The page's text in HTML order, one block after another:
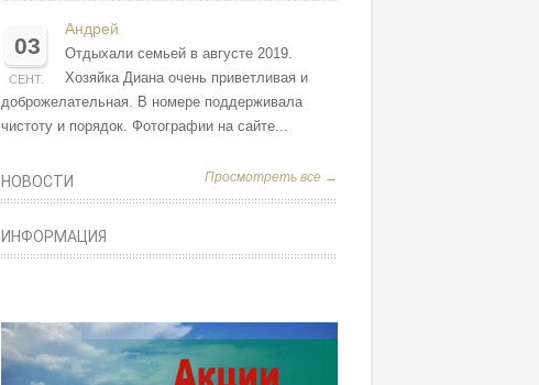
03
СЕНТ.
Андрей
Отдыхали семьей в августе 2019.
Хозяйка Диана очень приветливая и
доброжелательная. В номере поддерживала
чистоту и порядок. Фотографии на сайте...
НОВОСТИ Просмотреть все →
ИНФОРМАЦИЯ